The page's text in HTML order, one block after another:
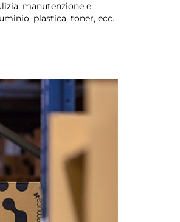
manutenzione e
plastica, toner, ecc.